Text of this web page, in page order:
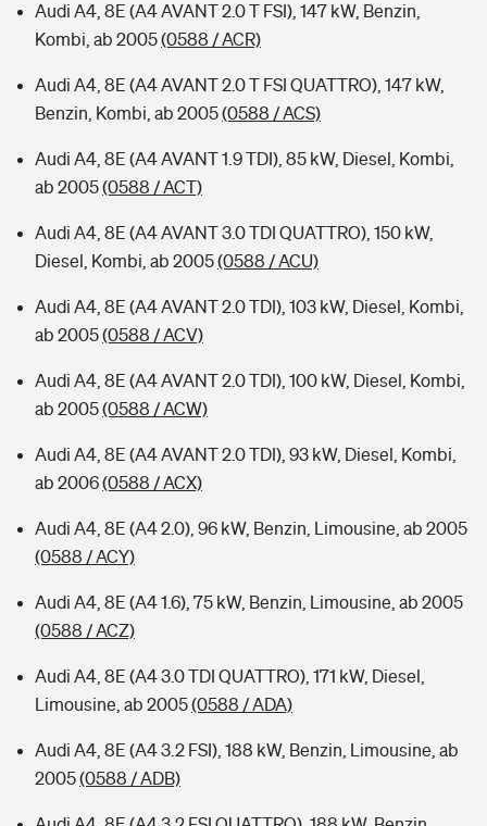
Audi A4, 8E (A4 AVANT 2.0 T FSI), 147 kW, Benzin,
Kombi, ab 2005(0588 / ACR)
Audi A4, 8E (A4 AVANT 2.0 T FSI QUATTRO), 147 kW,
Benzin, Kombi, ab 2005(0588 / ACS)
Audi A4, 8E (A4 AVANT 1.9 TDI), 85 kW, Diesel, Kombi,
ab 2005(0588 / ACT)
Audi A4, 8E (A4 AVANT 3.0 TDI QUATTRO), 150 kW,
Diesel, Kombi, ab 2005(0588 / ACU)
Audi A4, 8E (A4 AVANT 2.0 TDI), 103 kW, Diesel, Kombi,
ab 2005(0588 / ACV)
Audi A4, 8E (A4 AVANT 2.0 TDI), 100 kW, Diesel, Kombi,
ab 2005(0588 / ACW)
Audi A4, 8E (A4 AVANT 2.0 TDI), 93 kW, Diesel, Kombi,
ab 2006(0588 / ACX)
Audi A4, 8E (A4 2.0), 96 kW, Benzin, Limousine, ab 2005
(0588 / ACY)
Audi A4, 8E (A4 1.6), 75 kW, Benzin, Limousine, ab 2005
(0588 / ACZ)
Audi A4, 8E (A4 3.0 TDI QUATTRO), 171 kW, Diesel,
Limousine, ab 2005(0588 / ADA)
Audi A4, 8E (A4 3.2 FSI), 188 kW, Benzin, Limousine, ab
2005(0588 / ADB)